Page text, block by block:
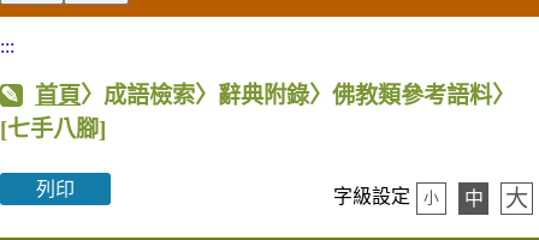
:::
首頁〉成語檢索〉辭典附錄〉佛教類參考語料〉
[七手八腳]
列印 字級設定 小 中 大